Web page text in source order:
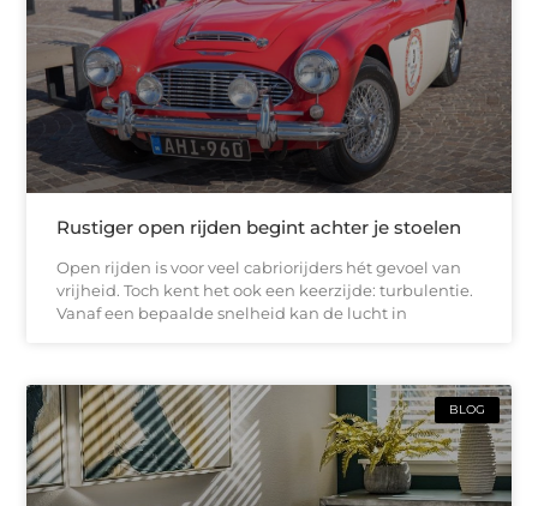
Rustiger open rijden begint achter je stoelen
Open rijden is voor veel cabriorijders hét gevoel van
vrijheid. Toch kent het ook een keerzijde: turbulentie.
Vanaf een bepaalde snelheid kan de lucht in
BLOG